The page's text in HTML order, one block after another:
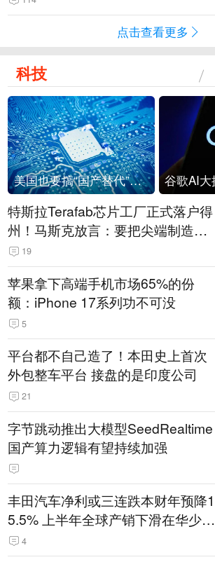
点击查看更多
科技
美国也要搞“国产替代”？先算清三笔账
特斯拉Terafab芯片工厂正式落户得
州！马斯克放言：要把尖端制造带
回美国
19
苹果拿下高端手机市场65%的份
额：iPhone 17系列功不可没
5
平台都不自己造了！本田史上首次
外包整车平台 接盘的是印度公司
21
字节跳动推出大模型SeedRealtime
国产算力逻辑有望持续加强
丰田汽车净利或三连跌本财年预降1
5.5% 上半年全球产销下滑在华少卖
14.3万辆
4